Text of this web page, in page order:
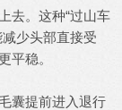
去。这种“过山车
少头部直接受
平稳。
囊提前进入退行